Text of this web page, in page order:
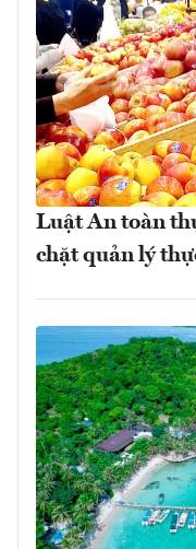
Luật An toàn
chặt quản lý